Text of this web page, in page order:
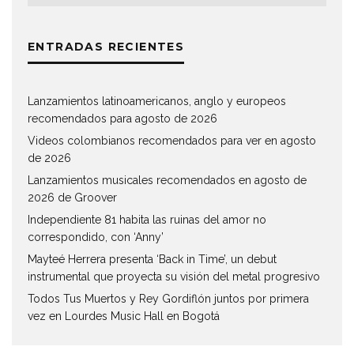
ENTRADAS RECIENTES
Lanzamientos latinoamericanos, anglo y europeos
recomendados para agosto de 2026
Videos colombianos recomendados para ver en agosto
de 2026
Lanzamientos musicales recomendados en agosto de
2026 de Groover
Independiente 81 habita las ruinas del amor no
correspondido, con ‘Anny’
Mayteé Herrera presenta ‘Back in Time’, un debut
instrumental que proyecta su visión del metal progresivo
Todos Tus Muertos y Rey Gordiflón juntos por primera
vez en Lourdes Music Hall en Bogotá